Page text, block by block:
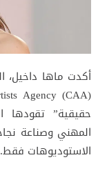
أكدت ماها داخيل،
Agency
حقيقية” تقودها
المهني وصناعة
الاستوديوهات فقط.